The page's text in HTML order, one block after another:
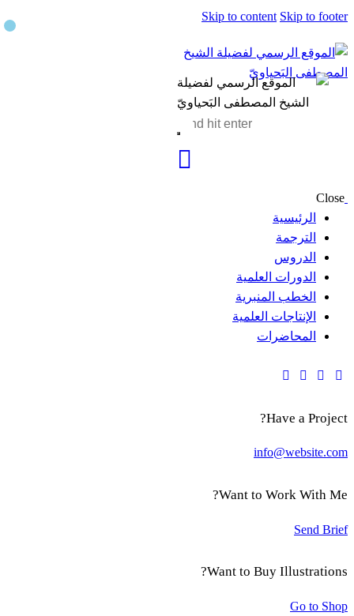
Skip to content Skip to footer
Close
الرئيسية
الترجمة
الدروس
الدورات العلمية
الخطب المنبرية
الإنتاجات العلمية
المحاضرات
Have a Project?
info@website.com
Want to Work With Me?
Send Brief
Want to Buy Illustrations?
Go to Shop